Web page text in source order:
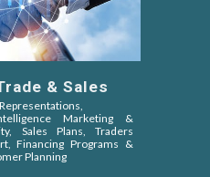
& Sales
Marketing &
Sales Plans, Traders
Financing Programs &
Planning